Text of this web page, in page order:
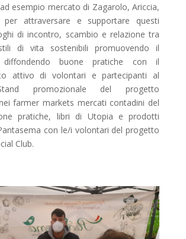
esempio mercato di Zagarolo, Ariccia,
per attraversare e supportare questi
di incontro, scambio e relazione tra
di vita sostenibili promuovendo il
buone pratiche con il
attivo di volontari e partecipanti al
promozionale del progetto
farmer markets mercati contadini del
pratiche, libri di Utopia e prodotti
con le/i volontari del progetto
Club.